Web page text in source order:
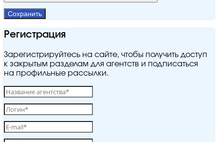
Сохранить
Регистрация
Зарегистрируйтесь на сайте, чтобы получить доступ
к закрытым разделам для агентств и подписаться
на профильные рассылки.